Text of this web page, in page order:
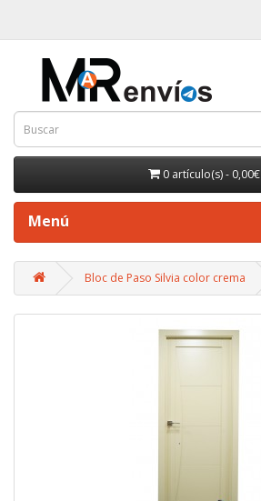
0 artículo(s) - 0,00€
Menú
Bloc de Paso Silvia color crema